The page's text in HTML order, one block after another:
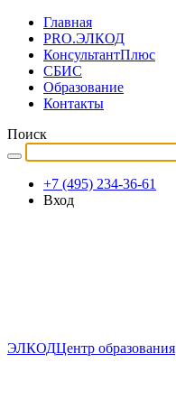
Главная
PRO.ЭЛКОД
КонсультантПлюс
СБИС
Образование
Контакты
Поиск
+7 (495) 234-36-61
Вход
ЭЛКОДЦентр образования